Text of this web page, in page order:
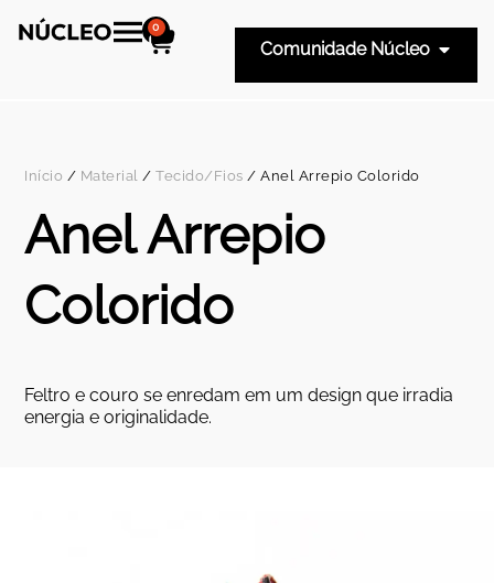
0
Comunidade Núcleo
Início / Material /Tecido/Fios / Anel Arrepio Colorido
Anel Arrepio
Colorido
Feltro e couro se enredam em um design que irradia
energia e originalidade.